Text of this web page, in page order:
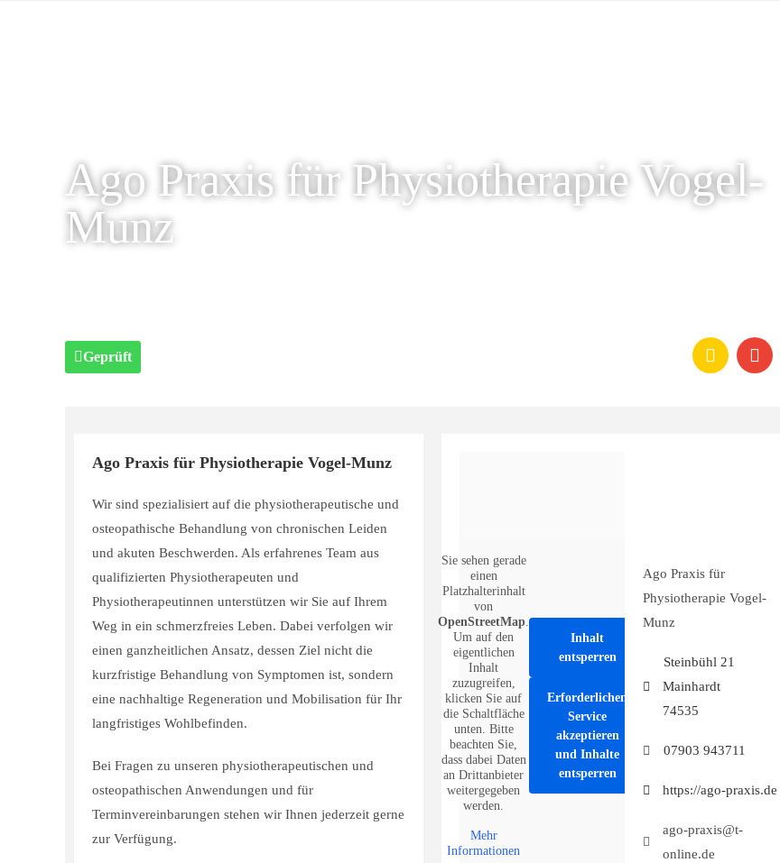
Ago Praxis für Physiotherapie Vogel-
Munz
Geprüft
Ago Praxis für Physiotherapie Vogel-Munz
Wir sind spezialisiert auf die physiotherapeutische und
osteopathische Behandlung von chronischen Leiden
und akuten Beschwerden. Als erfahrenes Team aus
qualifizierten Physiotherapeuten und
Physiotherapeutinnen unterstützen wir Sie auf Ihrem
Weg in ein schmerzfreies Leben. Dabei verfolgen wir
einen ganzheitlichen Ansatz, dessen Ziel nicht die
kurzfristige Behandlung von Symptomen ist, sondern
eine nachhaltige Regeneration und Mobilisation für Ihr
langfristiges Wohlbefinden.
Bei Fragen zu unseren physiotherapeutischen und
osteopathischen Anwendungen und für
Terminvereinbarungen stehen wir Ihnen jederzeit gerne
zur Verfügung.
Sie sehen gerade
einen
Platzhalterinhalt
von
OpenStreetMap.
Um auf den
eigentlichen
Inhalt
zuzugreifen,
klicken Sie auf
die Schaltfläche
unten. Bitte
beachten Sie,
dass dabei Daten
an Drittanbieter
weitergegeben
werden.
Mehr
Informationen
Inhalt
entsperren
Erforderlichen
Service
akzeptieren
und Inhalte
entsperren
Ago Praxis für
Physiotherapie Vogel-
Munz
Steinbühl 21
Mainhardt
74535
07903 943711
https://ago-praxis.de
ago-praxis@t-
online.de